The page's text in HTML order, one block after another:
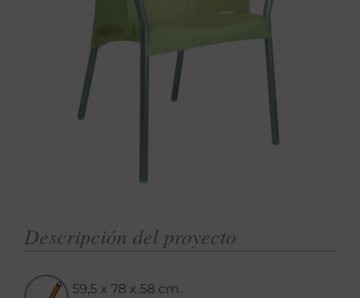
Descripción del proyecto
59,5 x 78 x 58 cm.